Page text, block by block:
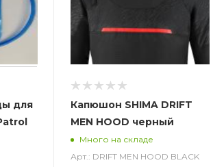
для
Капюшон SHIMA DRIFT
MEN HOOD черный
Много на складе
Арт.: DRIFT MEN HOOD BLACK